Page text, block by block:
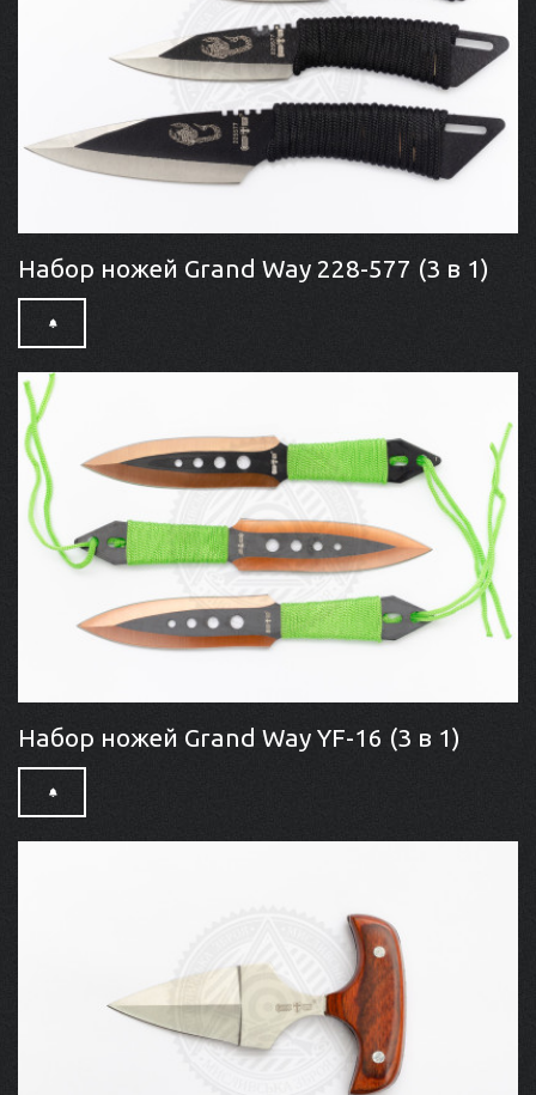
Набор ножей Grand Way 228-577 (3 в 1)
Набор ножей Grand Way YF-16 (3 в 1)